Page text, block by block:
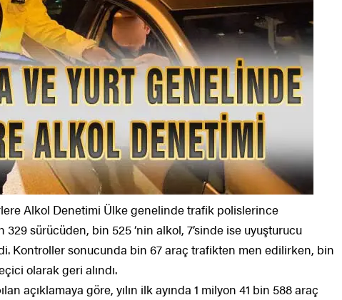
Alkol Denetimi Ülke genelinde trafik polislerince
sürücüden, bin 525 ‘nin alkol, 7’sinde ise uyuşturucu
Kontroller sonucunda bin 67 araç trafikten men edilirken, bin
olarak geri alındı.
açıklamaya göre, yılın ilk ayında 1 milyon 41 bin 588 araç